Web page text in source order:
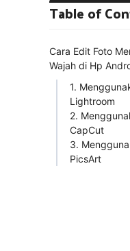
Table of
Cara Edit Foto
Wajah di Hp
1.
Lightroom
2.
CapCut
3.
PicsArt